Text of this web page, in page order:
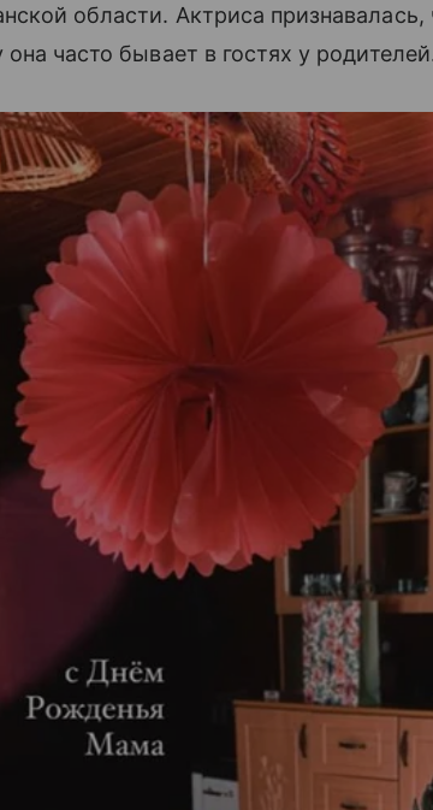
области. Актриса признавалась,
часто бывает в гостях у